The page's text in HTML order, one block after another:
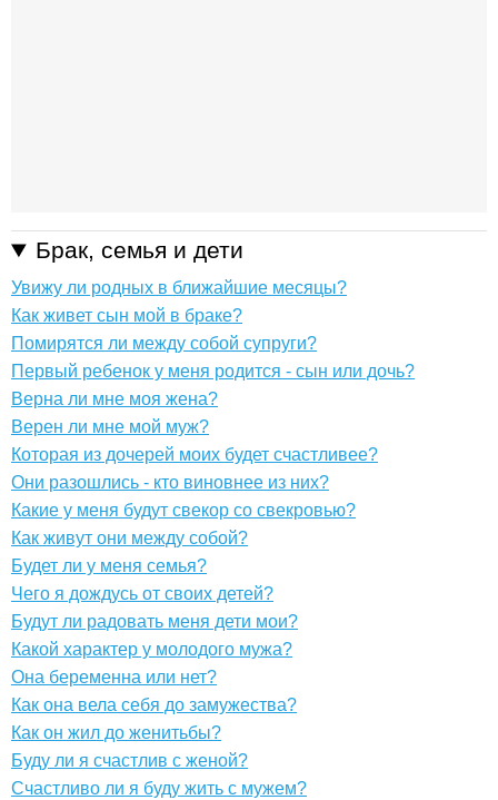
Брак, семья и дети
Увижу ли родных в ближайшие месяцы?
Как живет сын мой в браке?
Помирятся ли между собой супруги?
Первый ребенок у меня родится - сын или дочь?
Верна ли мне моя жена?
Верен ли мне мой муж?
Которая из дочерей моих будет счастливее?
Они разошлись - кто виновнее из них?
Какие у меня будут свекор со свекровью?
Как живут они между собой?
Будет ли у меня семья?
Чего я дождусь от своих детей?
Будут ли радовать меня дети мои?
Какой характер у молодого мужа?
Она беременна или нет?
Как она вела себя до замужества?
Как он жил до женитьбы?
Буду ли я счастлив с женой?
Счастливо ли я буду жить с мужем?